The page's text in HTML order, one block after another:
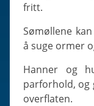
fritt.
Sømøllene kan forme munnen til en rørform for
å suge ormer
Hanner og hunner danner nære, langvarige
parforhold, og
overflaten.